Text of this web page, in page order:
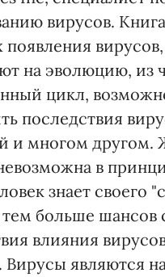
вирусов.
появления
на эволюцию, из
цикл,
последствия
и многом другом.
в
знает своего
тем больше шансов
влияния
Вирусы являются